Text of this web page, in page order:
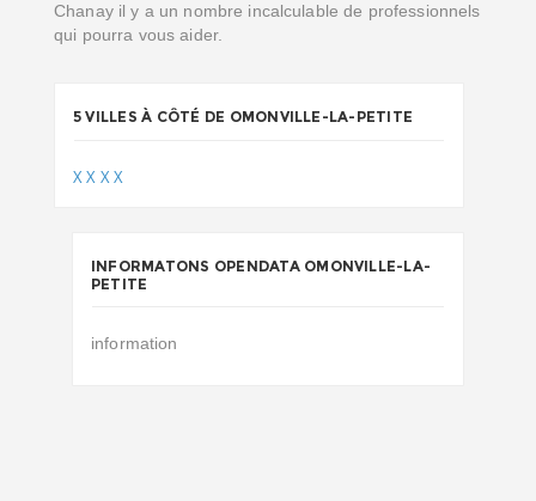
Chanay il y a un nombre incalculable de professionnels
qui pourra vous aider.
5 VILLES À CÔTÉ DE OMONVILLE-LA-PETITE
XX XX
INFORMATONS OPENDATA OMONVILLE-LA-
PETITE
information